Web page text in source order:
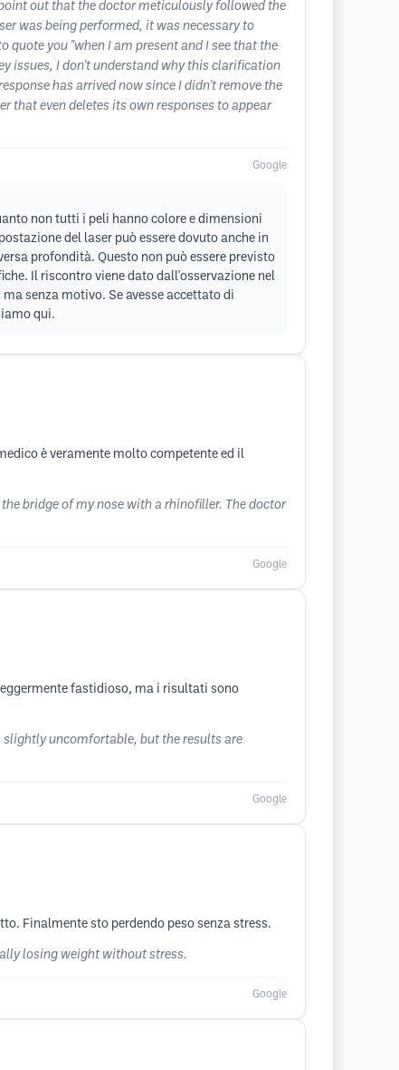
out that the doctor meticulously followed the
was being performed, it was necessary to
you "when I am present and I see that the
issues, I don't understand why this clarification
has arrived now since I didn't remove the
that even deletes its own responses to appear
Google
non tutti i peli hanno colore e dimensioni
del laser può essere dovuto anche in
profondità. Questo non può essere previsto
Il riscontro viene dato dall'osservazione nel
senza motivo. Se avesse accettato di
qui.
è veramente molto competente ed il
bridge of my nose with a rhinofiller. The doctor
Google
fastidioso, ma i risultati sono
slightly uncomfortable, but the results are
Google
Finalmente sto perdendo peso senza stress.
losing weight without stress.
Google